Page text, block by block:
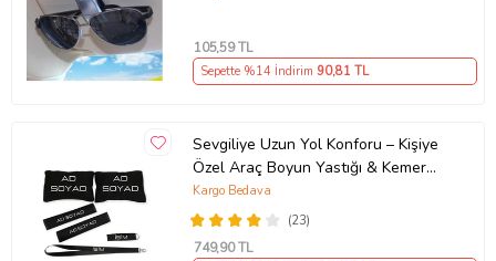
105,59 TL
Sepette %14 İndirim 90,81 TL
Sevgiliye Uzun Yol Konforu – Kişiye
Özel Araç Boyun Yastığı & Kemer
Pedi Hediye Seti
(23)
Kargo Bedava
749,90 TL